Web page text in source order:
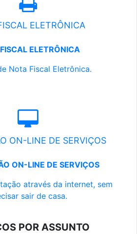
ELETRÔNICA
ELETRÔNICA
Nota Fiscal Eletrônica.
ON-LINE DE SERVIÇOS
ON-LINE DE SERVIÇOS
através da internet, sem
sair de casa.
POR ASSUNTO